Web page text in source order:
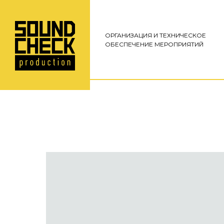
ОРГАНИЗАЦИЯ И ТЕХНИЧЕСКОЕ
ОБЕСПЕЧЕНИЕ МЕРОПРИЯТИЙ